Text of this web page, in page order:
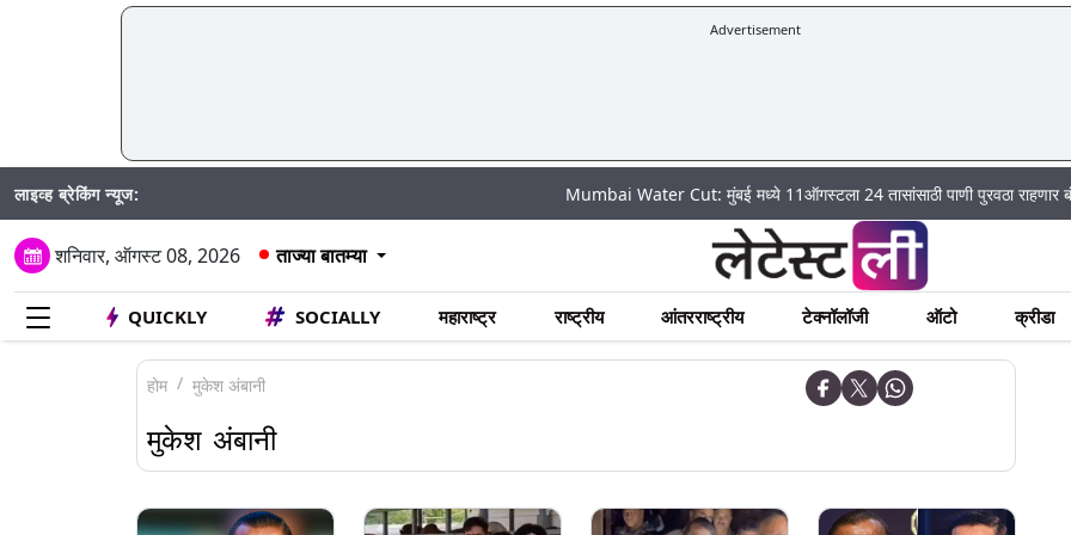
Advertisement
लाइव्ह ब्रेकिंग न्यूज: Mumbai Water Cut: मुंबई मध्ये 11ऑगस्टला 24 तासांसाठी पाणी पुरवठा राहणार बंद; पहा कुठे
शनिवार, ऑगस्ट 08, 2026 ताज्या बातम्या
QUICKLY SOCIALLY महाराष्ट्र राष्ट्रीय आंतरराष्ट्रीय टेक्नॉलॉजी ऑटो क्रीडा
होम मुकेश अंबानी
मुकेश अंबानी